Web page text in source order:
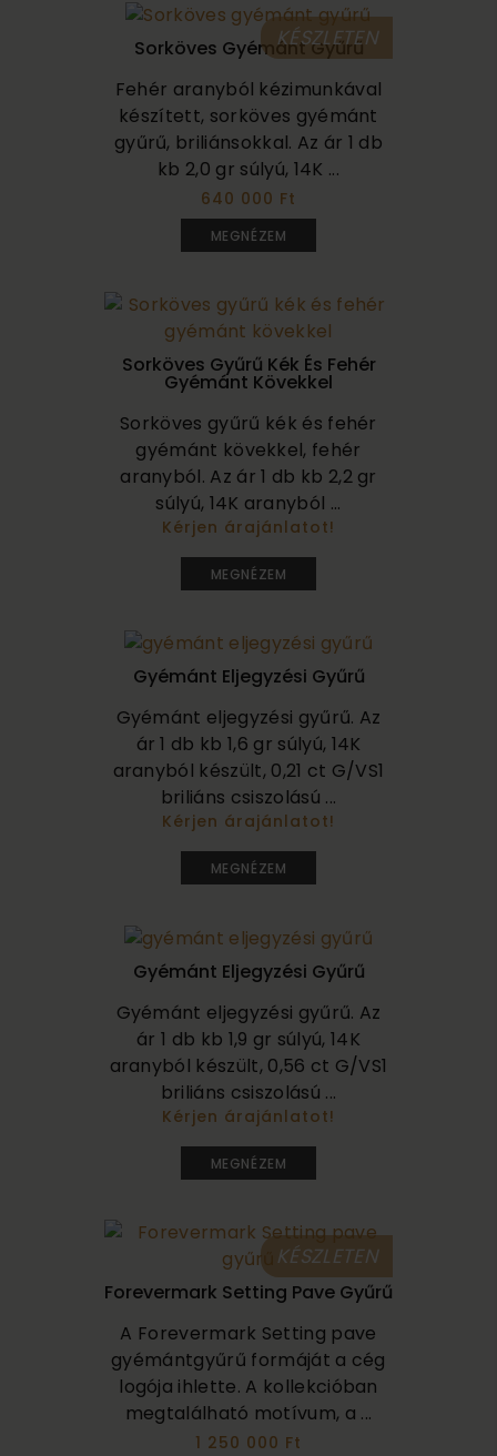
KÉSZLETEN
Sorköves Gyémánt Gyűrű
Fehér aranyból kézimunkával
készített, sorköves gyémánt
gyűrű, briliánsokkal. Az ár 1 db
kb 2,0 gr súlyú, 14K ...
640 000 Ft
MEGNÉZEM
Sorköves Gyűrű Kék És Fehér
Gyémánt Kövekkel
Sorköves gyűrű kék és fehér
gyémánt kövekkel, fehér
aranyból. Az ár 1 db kb 2,2 gr
súlyú, 14K aranyból ...
Kérjen árajánlatot!
MEGNÉZEM
Gyémánt Eljegyzési Gyűrű
Gyémánt eljegyzési gyűrű. Az
ár 1 db kb 1,6 gr súlyú, 14K
aranyból készült, 0,21 ct G/VS1
briliáns csiszolású ...
Kérjen árajánlatot!
MEGNÉZEM
Gyémánt Eljegyzési Gyűrű
Gyémánt eljegyzési gyűrű. Az
ár 1 db kb 1,9 gr súlyú, 14K
aranyból készült, 0,56 ct G/VS1
briliáns csiszolású ...
Kérjen árajánlatot!
MEGNÉZEM
KÉSZLETEN
Forevermark Setting Pave Gyűrű
A Forevermark Setting pave
gyémántgyűrű formáját a cég
logója ihlette. A kollekcióban
megtalálható motívum, a ...
1 250 000 Ft